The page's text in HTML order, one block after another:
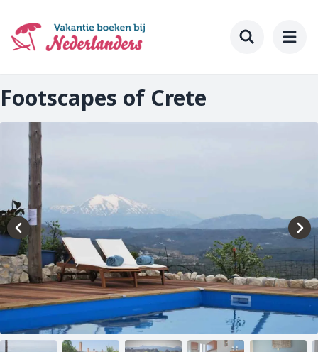
naar
hoofdinhoud
Footscapes of Crete